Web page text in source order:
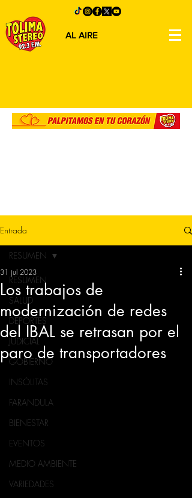
AL AIRE
Entrada
RESUMEN
SALUD
DEPORTES
JUDICIAL
GOBIERNO
INSÓLITAS
FARANDULA
BIENESTAR
EVENTOS
MEDIO AMBIENTE
VARIEDADES
RESUMEN
Los trabajos de
modernización de redes
del IBAL se retrasan por el
paro de transportadores
31 jul 2023